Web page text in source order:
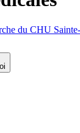
du CHU